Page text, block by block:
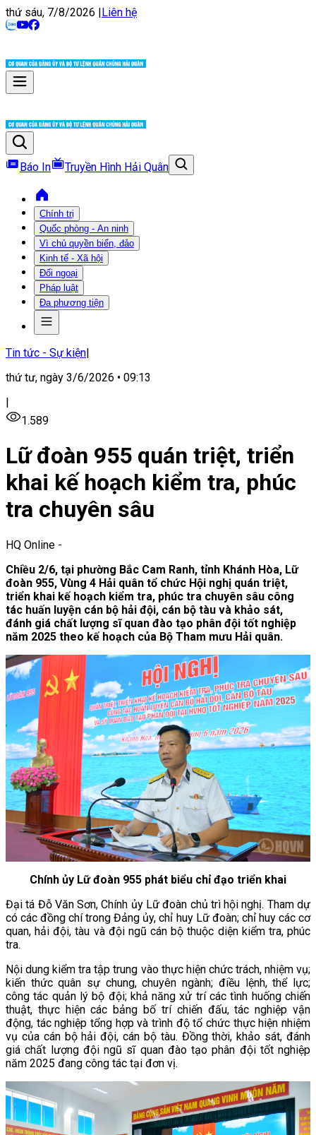
thứ sáu, 7/8/2026 |Liên hệ
Báo In Truyền Hình Hải Quân
Chính trị
Quốc phòng - An ninh
Vì chủ quyền biển, đảo
Kinh tế - Xã hội
Đối ngoại
Pháp luật
Đa phương tiện
Tin tức - Sự kiện|
thứ tư, ngày 3/6/2026 • 09:13
|
1.589
Lữ đoàn 955 quán triệt, triển
khai kế hoạch kiểm tra, phúc
tra chuyên sâu
HQ Online -
Chiều 2/6, tại phường Bắc Cam Ranh, tỉnh Khánh Hòa, Lữ
đoàn 955, Vùng 4 Hải quân tổ chức Hội nghị quán triệt,
triển khai kế hoạch kiểm tra, phúc tra chuyên sâu công
tác huấn luyện cán bộ hải đội, cán bộ tàu và khảo sát,
đánh giá chất lượng sĩ quan đào tạo phân đội tốt nghiệp
năm 2025 theo kế hoạch của Bộ Tham mưu Hải quân.
Chính ủy Lữ đoàn 955 phát biểu chỉ đạo triển khai
Đại tá Đỗ Văn Sơn, Chính ủy Lữ đoàn chủ trì hội nghị. Tham dự
có các đồng chí trong Đảng ủy, chỉ huy Lữ đoàn; chỉ huy các cơ
quan, hải đội, tàu và đội ngũ cán bộ thuộc diện kiểm tra, phúc
tra.
Nội dung kiểm tra tập trung vào thực hiện chức trách, nhiệm vụ;
kiến thức quân sự chung, chuyên ngành; điều lệnh, thể lực;
công tác quản lý bộ đội; khả năng xử trí các tình huống chiến
thuật, thực hiện các bảng bố trí chiến đấu, tác nghiệp vận
động, tác nghiệp tổng hợp và trình độ tổ chức thực hiện nhiệm
vụ của cán bộ hải đội, cán bộ tàu. Đồng thời, khảo sát, đánh
giá chất lượng đội ngũ sĩ quan đào tạo phân đội tốt nghiệp
năm 2025 đang công tác tại đơn vị.